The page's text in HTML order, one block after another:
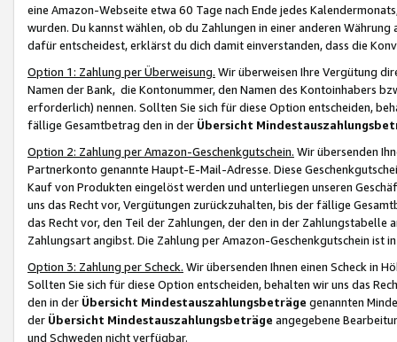
eine Amazon-Webseite etwa 60 Tage nach Ende jedes
wurden. Du kannst wählen, ob du Zahlungen in einer anderen
dafür entscheidest, erklärst du dich damit einverstanden, dass die
Option 1: Zahlung per Überweisung. Wir überweisen Ihre Vergütung
Namen der Bank, die Kontonummer, den Namen des Kontoinhabers
erforderlich) nennen. Sollten Sie sich für diese Option entscheiden,
fällige Gesamtbetrag den in der Übersicht
Option 2: Zahlung per Amazon-Geschenkgutschein. Wir übersenden
Partnerkonto genannte Haupt-E-Mail-Adresse. Diese
Kauf von Produkten eingelöst werden und unterliegen unseren
uns das Recht vor, Vergütungen zurückzuhalten, bis der fällige
das Recht vor, den Teil der Zahlungen, der den in der
Zahlungsart angibst. Die Zahlung per Amazon-Geschenkgutschein ist
Option 3: Zahlung per Scheck. Wir übersenden Ihnen einen Scheck in
Sollten Sie sich für diese Option entscheiden, behalten wir uns das
den in der Übersicht Mindestauszahlungsbeträge genannten
der Übersicht Mindestauszahlungsbeträge angegebene
und Schweden nicht verfügbar.